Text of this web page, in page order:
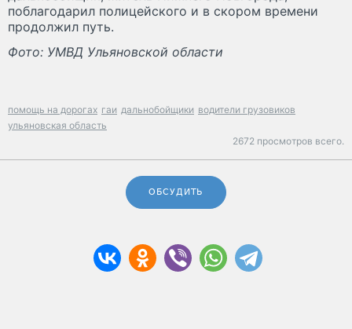
поблагодарил полицейского и в скором времени
продолжил путь.
Фото: УМВД Ульяновской области
помощь на дорогах гаи дальнобойщики водители грузовиков
ульяновская область
2672 просмотров всего.
ОБСУДИТЬ